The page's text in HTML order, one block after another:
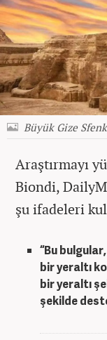
Büyük Gize
Araştırmayı
Biondi,
şu ifadeleri
“Bu
bir yeraltı
bir yeraltı
şekilde